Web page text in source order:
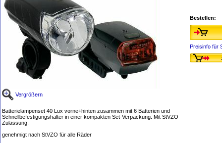
Vergrößern
Batterielampenset 40 Lux vorne+hinten zusammen mit 6 Batterien und
Schnellbefestigungshalter in einer kompakten Set-Verpackung. Mit StVZO
Zulassung.
genehmigt nach StVZO für alle Räder
Bestellen:
Preisinfo für